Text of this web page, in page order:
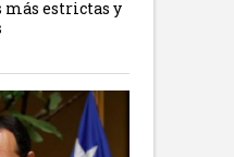
estrictas y